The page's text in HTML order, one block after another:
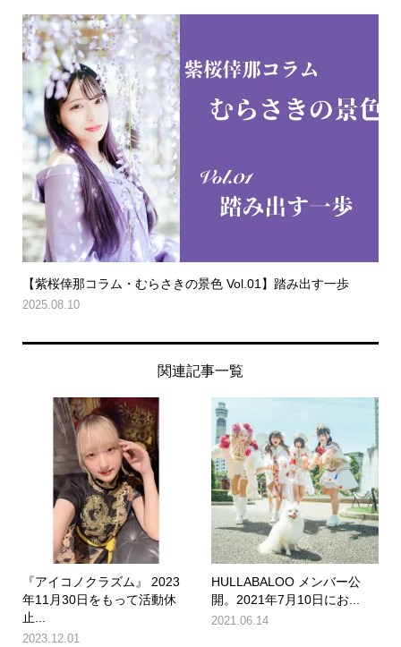
【紫桜倖那コラム・むらさきの景色 Vol.01】踏み出す一歩
2025.08.10
関連記事一覧
『アイコノクラズム』 2023
年11月30日をもって活動休
止...
2023.12.01
HULLABALOO メンバー公
開。2021年7月10日にお...
2021.06.14